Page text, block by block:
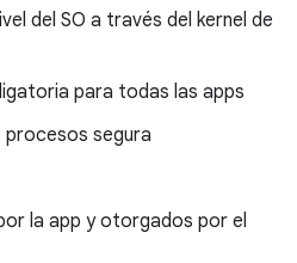
del SO a través del kernel de
para todas las apps
segura
la app y otorgados por el